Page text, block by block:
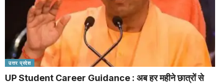
उत्तर प्रदेश
UP Student Career Guidance : अब हर महीने छात्रों से